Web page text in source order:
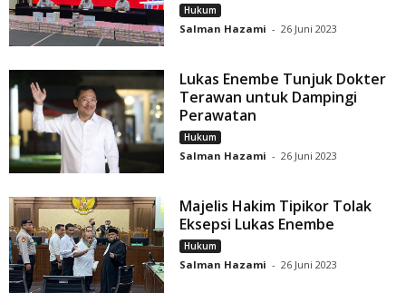
Hukum
Salman Hazami - 26 Juni 2023
Lukas Enembe Tunjuk Dokter
Terawan untuk Dampingi
Perawatan
Hukum
Salman Hazami - 26 Juni 2023
Majelis Hakim Tipikor Tolak
Eksepsi Lukas Enembe
Hukum
Salman Hazami - 26 Juni 2023